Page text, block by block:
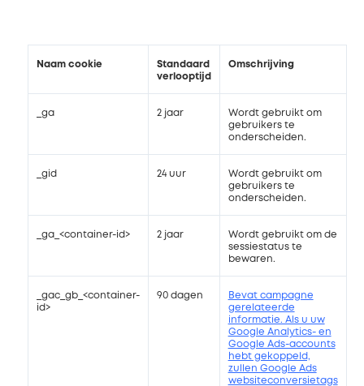
Naam cookie
Standaard
verlooptijd
Omschrijving
_ga 2 jaar
Wordt gebruikt om
gebruikers te
onderscheiden.
_gid 24 uur
Wordt gebruikt om
gebruikers te
onderscheiden.
_ga_<container-id> 2 jaar
Wordt gebruikt om de
sessiestatus te
bewaren.
_gac_gb_<container-
id>
90 dagen
Bevat campagne
gerelateerde
informatie. Als u uw
Google Analytics- en
Google Ads-accounts
hebt gekoppeld,
zullen Google Ads
websiteconversietags